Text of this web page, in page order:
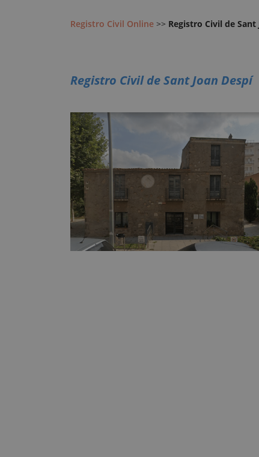
Registro Civil Online >> Registro Civil de Sant
Registro Civil de Sant Joan Despí